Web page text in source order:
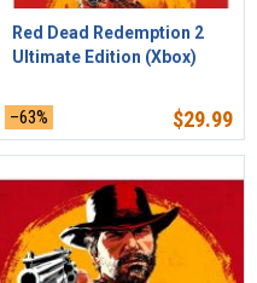
Red Dead Redemption 2
Ultimate Edition (Xbox)
–63% $29.99